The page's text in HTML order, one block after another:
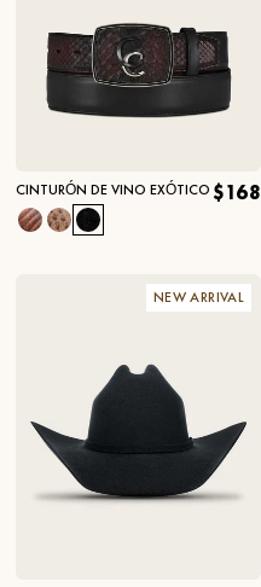
CINTURÓN DE VINO EXÓTICO $168
NEW ARRIVAL